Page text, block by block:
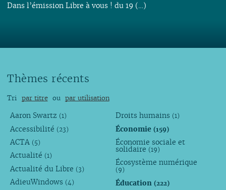
Dans l’émission Libre à vous ! du 19 (…)
Thèmes récents
Tri par titre ou par utilisation
Aaron Swartz (1)
Accessibilité (23)
ACTA (5)
Actualité (1)
Actualité du Libre (3)
AdieuWindows (4)
Droits humains (1)
Économie(159)
Économie sociale et
solidaire (19)
Écosystème numérique
(9)
Éducation(222)